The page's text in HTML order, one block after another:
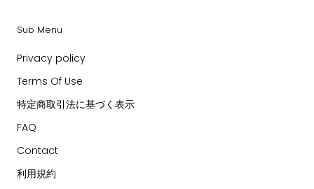
Sub Menu
Privacy policy
Terms Of Use
特定商取引法に基づく表示
FAQ
Contact
利用規約